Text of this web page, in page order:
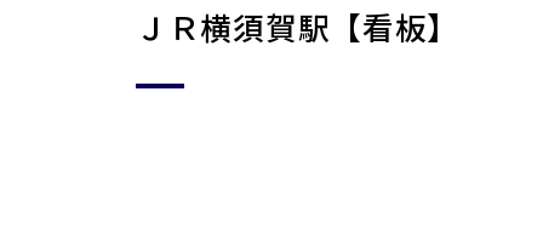
ＪＲ横須賀駅【看板】